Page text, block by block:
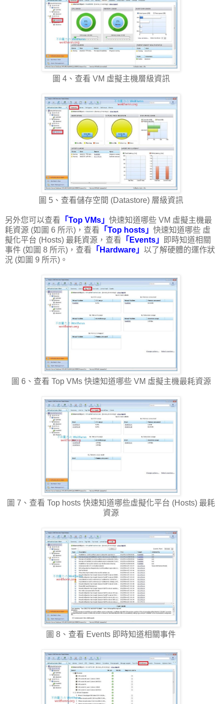
圖 4、查看 VM 虛擬主機層級資訊
圖 5、查看儲存空間 (Datastore) 層級資訊
另外您可以查看 「Top VMs」 快速知道哪些 VM 虛擬主機最
耗資源 (如圖 6 所示)，查看 「Top hosts」 快速知道哪些 虛
擬化平台 (Hosts) 最耗資源，查看 「Events」 即時知道相關
事件 (如圖 8 所示)，查看 「Hardware」 以了解硬體的運作狀
況 (如圖 9 所示)。
圖 6、查看 Top VMs 快速知道哪些 VM 虛擬主機最耗資源
圖 7、查看 Top hosts 快速知道哪些虛擬化平台 (Hosts) 最耗
資源
圖 8、查看 Events 即時知道相關事件